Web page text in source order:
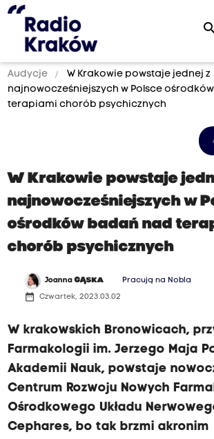
Audycje
W Krakowie powstaje jednej z
najnowocześniejszych w Polsce
terapiami chorób psychicznych
W Krakowie powstaje
najnowocześniejszych w
ośrodków badań nad
chorób psychicznych
JoannaGĄSKA Pracują na Nobla
date_range Czwartek, 2023.03.02
W krakowskich Bronowicach,
Farmakologii im. Jerzego Maja
Akademii Nauk, powstaje
Centrum Rozwoju Nowych
Ośrodkowego Układu
Cephares, bo tak brzmi akronim